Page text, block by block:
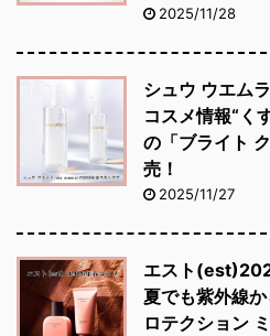
2025/11/28
シュウ ウエム
コスメ情報“く
の「ブライト
売！
2025/11/27
エスト
夏でも紫外線
ロテクション